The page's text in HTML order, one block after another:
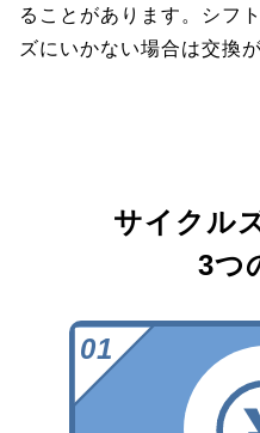
ることがあります。シフ
ズにいかない場合は交換
サイクル
3つ